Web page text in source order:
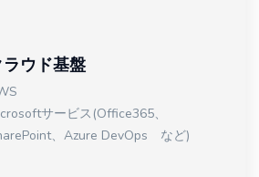
ラウド基盤
サービス(Office365、
、Azure DevOps など)